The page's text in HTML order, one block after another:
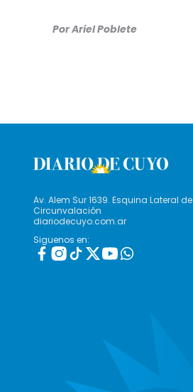
PorAriel Poblete
Av. Alem Sur 1639. Esquina Lateral de
Circunvalación
diariodecuyo.com.ar
Siguenos en: